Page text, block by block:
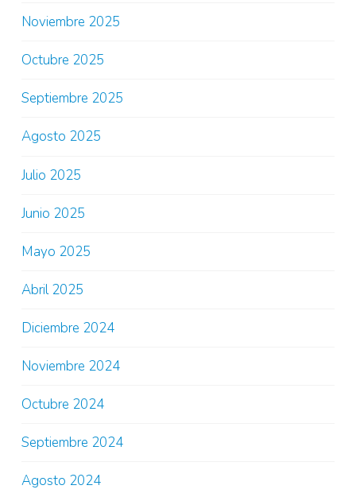
Noviembre 2025
Octubre 2025
Septiembre 2025
Agosto 2025
Julio 2025
Junio 2025
Mayo 2025
Abril 2025
Diciembre 2024
Noviembre 2024
Octubre 2024
Septiembre 2024
Agosto 2024